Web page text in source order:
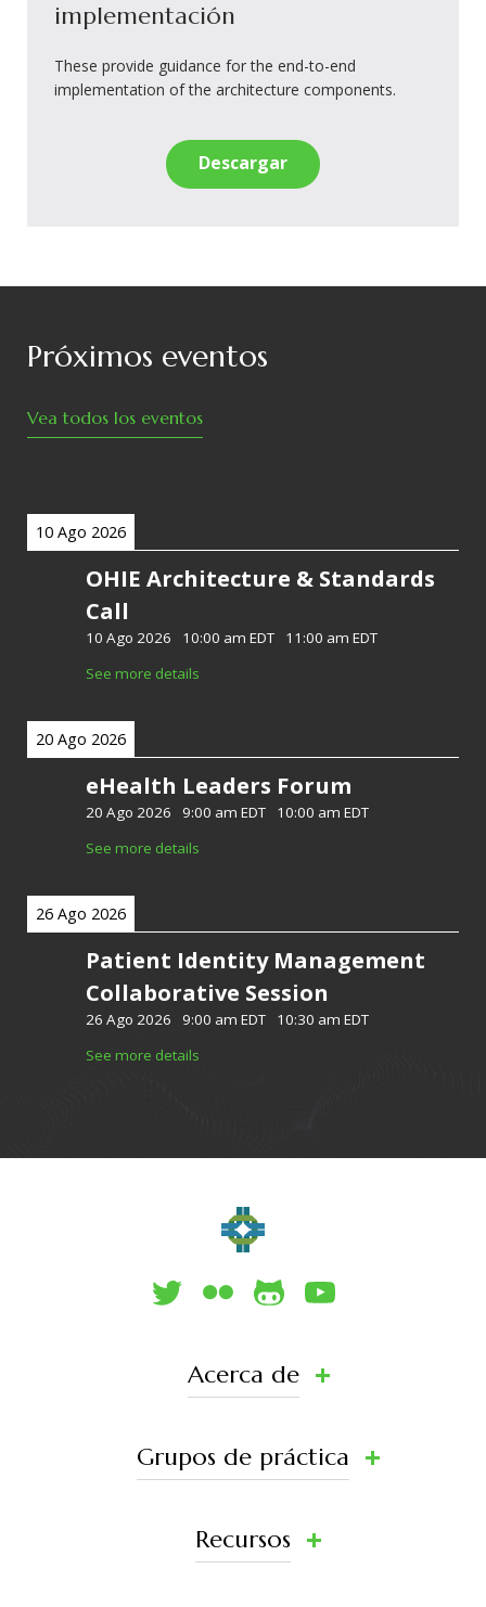
implementación
These provide guidance for the end-to-end
implementation of the architecture components.
Descargar
Próximos eventos
Vea todos los eventos
10 Ago 2026
OHIE Architecture & Standards
Call
10 Ago 2026 10:00 am EDT
11:00 am EDT
See more details
20 Ago 2026
eHealth Leaders Forum
20 Ago 2026 9:00 am EDT
10:00 am EDT
See more details
26 Ago 2026
Patient Identity Management
Collaborative Session
26 Ago 2026 9:00 am EDT
10:30 am EDT
See more details
Acerca de
Grupos de práctica
Recursos